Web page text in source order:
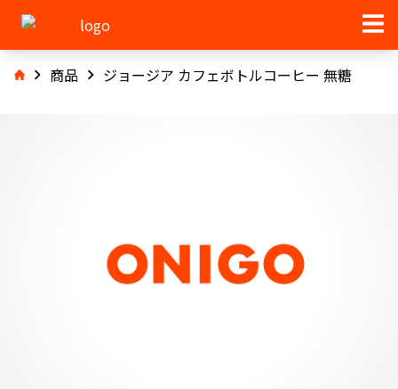
商品 ジョージア カフェボトルコーヒー 無糖